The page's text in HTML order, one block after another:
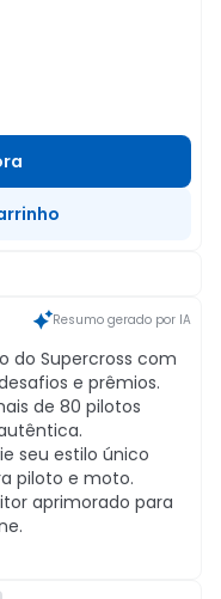
Resumo gerado por IA
do Supercross com
e prêmios.
de 80 pilotos
seu estilo único
piloto e moto.
aprimorado para